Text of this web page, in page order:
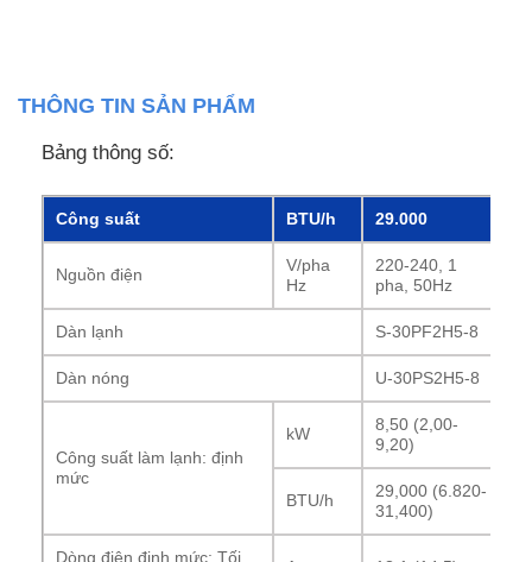
THÔNG TIN SẢN PHẨM
Bảng thông số:
Công suất BTU/h 29.000
Nguồn điện
V/pha
Hz
220-240, 1
pha, 50Hz
Dàn lạnh S-30PF2H5-8
Dàn nóng U-30PS2H5-8
Công suất làm lạnh: định
mức
kW
8,50 (2,00-
9,20)
BTU/h
29,000 (6.820-
31,400)
Dòng điện định mức: Tối